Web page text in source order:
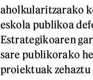
aholkularitzarako
eskola publikoa
Estrategikoaren
sare publikorako
proiektuak